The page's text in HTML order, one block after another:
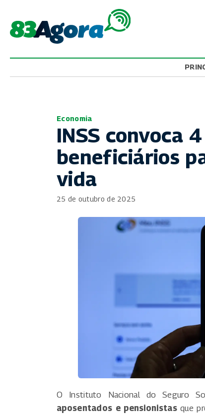
Economia
INSS convoca
beneficiários
vida
25 de outubro de 2025
O Instituto Nacional do Seguro
aposentados e pensionistasque